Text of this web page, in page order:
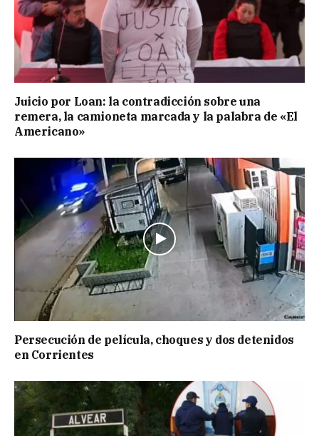
Juicio por Loan: la contradicción sobre una
remera, la camioneta marcada y la palabra de «El
Americano»
Persecución de película, choques y dos detenidos
en Corrientes